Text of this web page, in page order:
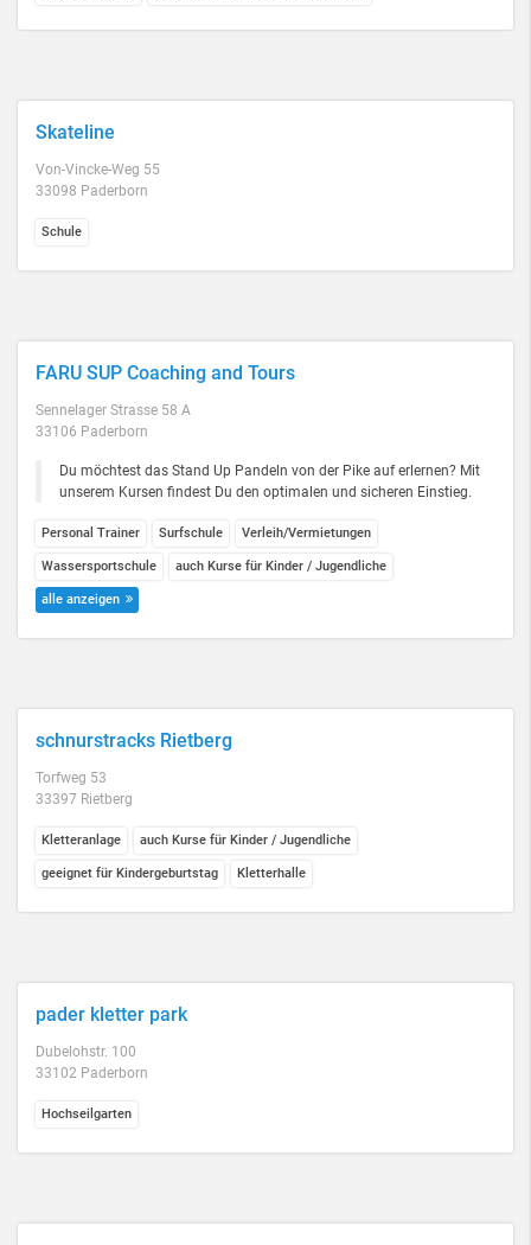
Skateline
Von-Vincke-Weg 55
33098 Paderborn
Schule
FARU SUP Coaching and Tours
Sennelager Strasse 58 A
33106 Paderborn
Du möchtest das Stand Up Pandeln von der Pike auf erlernen? Mit
unserem Kursen findest Du den optimalen und sicheren Einstieg.
Personal Trainer Surfschule Verleih/Vermietungen
Wassersportschule auch Kurse für Kinder / Jugendliche
alle anzeigen
schnurstracks Rietberg
Torfweg 53
33397 Rietberg
Kletteranlage auch Kurse für Kinder / Jugendliche
geeignet für Kindergeburtstag Kletterhalle
pader kletter park
Dubelohstr. 100
33102 Paderborn
Hochseilgarten